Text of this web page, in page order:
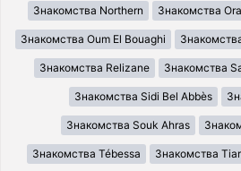
Знакомства Northern Знакомства
Знакомства Oum El Bouaghi
Знакомства Relizane Знакомства
Знакомства Sidi Bel Abbès
Знакомства Souk Ahras
Знакомства Tébessa Знакомства